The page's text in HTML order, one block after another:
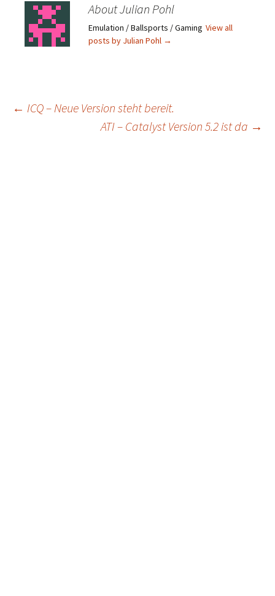
About Julian Pohl
Emulation / Ballsports / Gaming View all
posts by Julian Pohl →
Post
← ICQ – Neue Version steht bereit.
ATI – Catalyst Version 5.2 ist da →